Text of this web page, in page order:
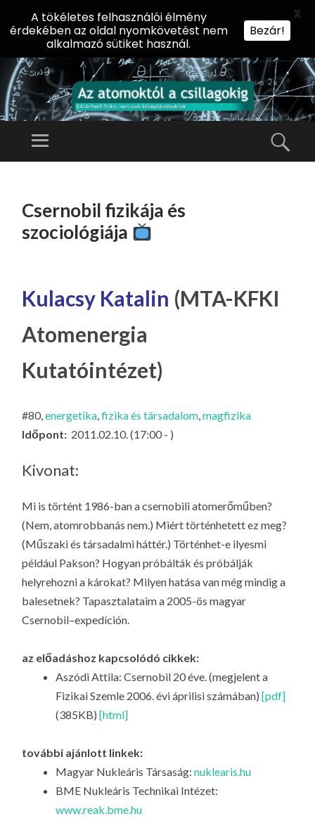
AZ
KT
CS
IL
G
Előadássorozat
Természettudományi
Menü
TARTALOMHOZ
Csernobil fizikája és
szociológiája
Kulacsy Katalin (MTA-KFKI
Atomenergia
Kutatóintézet)
#80,energetika,fizika és társadalom,magfizika
Időpont: 2011.02.10. (17:00 - )
Kivonat:
Mi is történt 1986-ban a csernobili atomerőműben?
(Nem, atomrobbanás nem.) Miért történhetett ez meg?
(Műszaki és társadalmi háttér.) Történhet-e ilyesmi
például Pakson? Hogyan próbálták és próbálják
helyrehozni a károkat? Milyen hatása van még mindig a
balesetnek? Tapasztalataim a 2005-ös magyar
Csernobil–expedíción
az előadáshoz kapcsolódó cikkek:
Aszódi Attila: Csernobil 20 éve. (megjelent a
Fizikai Szemle 2006. évi áprilisi számában)[pdf]
(385KB)[html]
további ajánlott linkek:
Magyar Nukleáris Társaság:nuklearis.hu
BME Nukleáris Technikai Intézet:
www.reak.bme.hu
A tökéletes felhasználói élmény
érdekében az oldal nyomkövetést nem
alkalmazó sütiket használ.
Bezár!
X